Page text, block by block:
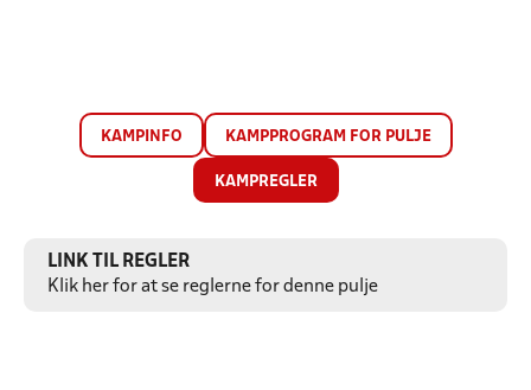
KAMPINFO KAMPPROGRAM FOR PULJE
KAMPREGLER
LINK TIL REGLER
Klik her for at se reglerne for denne pulje